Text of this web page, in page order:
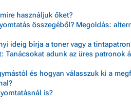
használjuk őket?
összegéből? Megoldás:
ideig bírja a toner vagy a
Tanácsokat adunk az üres patronok
és hogyan válasszuk ki a
is?